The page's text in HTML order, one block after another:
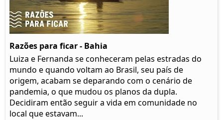
Razões para ficar - Bahia
Luiza e Fernanda se conheceram pelas estradas do
mundo e quando voltam ao Brasil, seu país de
origem, acabam se deparando com o cenário de
pandemia, o que mudou os planos da dupla.
Decidiram então seguir a vida em comunidade no
local que estavam...